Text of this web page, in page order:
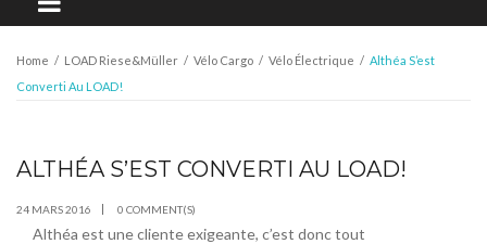
Home / LOAD Riese&Müller / Vélo Cargo / Vélo Électrique / Althéa S’est
Converti Au LOAD!
MAR
ALTHÉA S’EST CONVERTI AU LOAD!
24 MARS 2016 0 COMMENT(S)
Althéa est une cliente exigeante, c’est donc tout